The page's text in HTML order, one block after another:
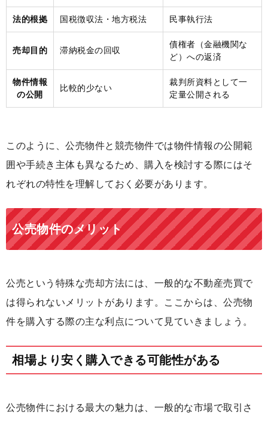
法的根拠 国税徴収法・地方税法 民事執行法
売却目的 滞納税金の回収
債権者（金融機関な
ど）への返済
物件情報
の公開
比較的少ない
裁判所資料として一
定量公開される
このように、公売物件と競売物件では物件情報の公開範
囲や手続き主体も異なるため、購入を検討する際にはそ
れぞれの特性を理解しておく必要があります。
公売物件のメリット
公売という特殊な売却方法には、一般的な不動産売買で
は得られないメリットがあります。ここからは、公売物
件を購入する際の主な利点について見ていきましょう。
相場より安く購入できる可能性がある
公売物件における最大の魅力は、一般的な市場で取引さ